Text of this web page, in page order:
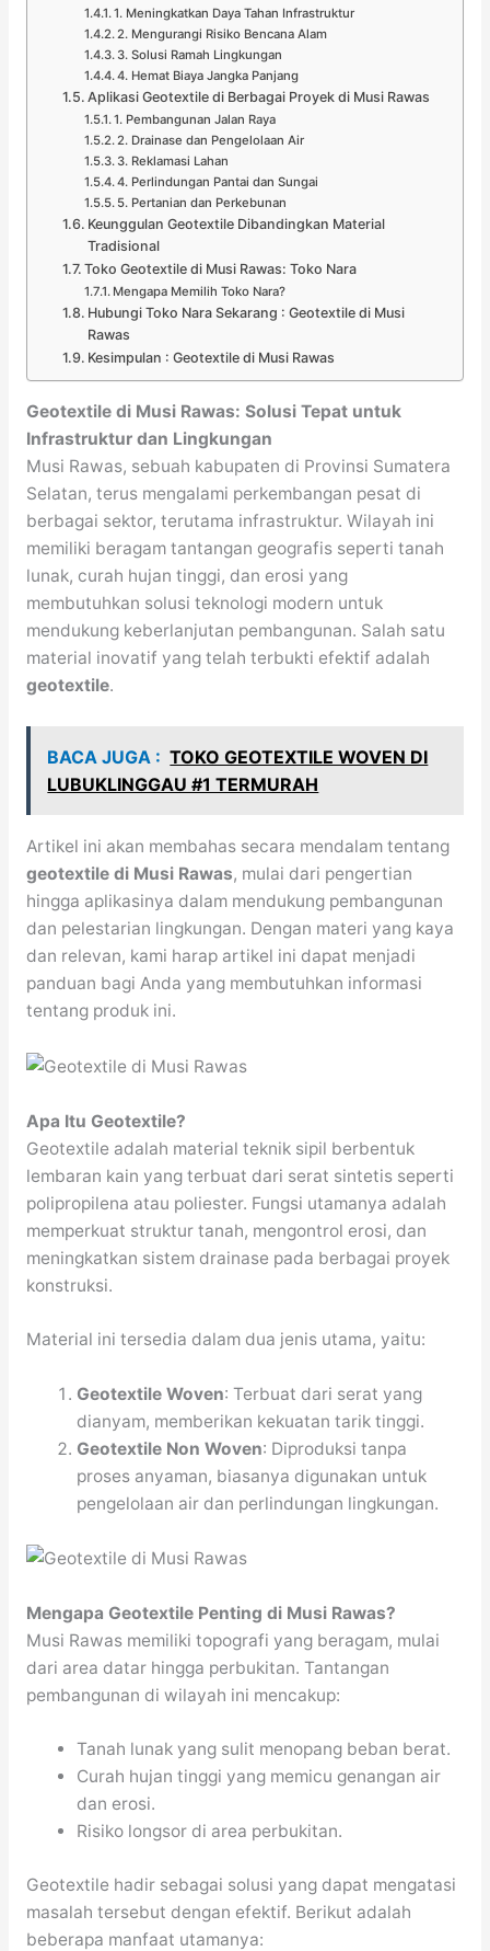
1. Meningkatkan Daya Tahan Infrastruktur
2. Mengurangi Risiko Bencana Alam
3. Solusi Ramah Lingkungan
4. Hemat Biaya Jangka Panjang
Aplikasi Geotextile di Berbagai Proyek di Musi Rawas
1. Pembangunan Jalan Raya
2. Drainase dan Pengelolaan Air
3. Reklamasi Lahan
4. Perlindungan Pantai dan Sungai
5. Pertanian dan Perkebunan
Keunggulan Geotextile Dibandingkan Material
Tradisional
Toko Geotextile di Musi Rawas: Toko Nara
Mengapa Memilih Toko Nara?
Hubungi Toko Nara Sekarang : Geotextile di Musi
Rawas
Kesimpulan : Geotextile di Musi Rawas
Geotextile di Musi Rawas: Solusi Tepat untuk
Infrastruktur dan Lingkungan
Musi Rawas, sebuah kabupaten di Provinsi Sumatera
Selatan, terus mengalami perkembangan pesat di
berbagai sektor, terutama infrastruktur. Wilayah ini
memiliki beragam tantangan geografis seperti tanah
lunak, curah hujan tinggi, dan erosi yang
membutuhkan solusi teknologi modern untuk
mendukung keberlanjutan pembangunan. Salah satu
material inovatif yang telah terbukti efektif adalah
geotextile.
BACA JUGA : TOKO GEOTEXTILE WOVEN DI
LUBUKLINGGAU #1 TERMURAH
Artikel ini akan membahas secara mendalam tentang
geotextile di Musi Rawas, mulai dari pengertian
hingga aplikasinya dalam mendukung pembangunan
dan pelestarian lingkungan. Dengan materi yang kaya
dan relevan, kami harap artikel ini dapat menjadi
panduan bagi Anda yang membutuhkan informasi
tentang produk ini.
Apa Itu Geotextile?
Geotextile adalah material teknik sipil berbentuk
lembaran kain yang terbuat dari serat sintetis seperti
polipropilena atau poliester. Fungsi utamanya adalah
memperkuat struktur tanah, mengontrol erosi, dan
meningkatkan sistem drainase pada berbagai proyek
konstruksi.
Material ini tersedia dalam dua jenis utama, yaitu:
Geotextile Woven: Terbuat dari serat yang
dianyam, memberikan kekuatan tarik tinggi.
Geotextile Non Woven: Diproduksi tanpa
proses anyaman, biasanya digunakan untuk
pengelolaan air dan perlindungan lingkungan.
Mengapa Geotextile Penting di Musi Rawas?
Musi Rawas memiliki topografi yang beragam, mulai
dari area datar hingga perbukitan. Tantangan
pembangunan di wilayah ini mencakup:
Tanah lunak yang sulit menopang beban berat.
Curah hujan tinggi yang memicu genangan air
dan erosi.
Risiko longsor di area perbukitan.
Geotextile hadir sebagai solusi yang dapat mengatasi
masalah tersebut dengan efektif. Berikut adalah
beberapa manfaat utamanya: